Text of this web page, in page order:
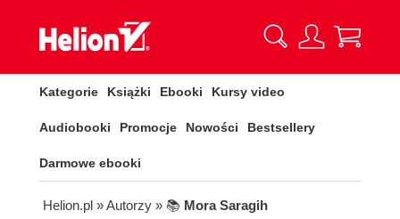
Kategorie Książki Ebooki Kursy video
Audiobooki Promocje Nowości Bestsellery
Darmowe ebooki
Helion.pl » Autorzy » 📚 Mora Saragih